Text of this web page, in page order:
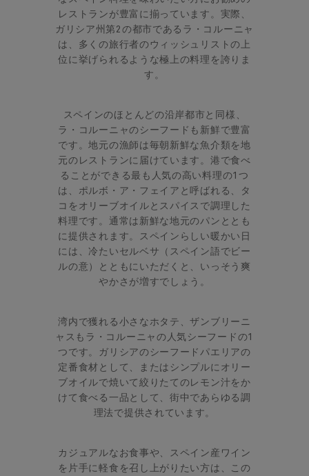
レストランが豊富に揃っています。 実際、
ガリシア州第2の都市であるラ・コルーニャ
は、多くの旅行者のウィッシュリストの上
位に挙げられるような極上の料理を誇りま
す。
スペインのほとんどの沿岸都市と同様、
ラ・コルーニャのシーフードも新鮮で豊富
です。地元の漁師は毎朝新鮮な魚介類を地
元のレストランに届けています。港で食べ
ることができる最も人気の高い料理の1つ
は、ポルボ・ア・フェイアと呼ばれる、タ
コをオリーブオイルとスパイスで調理した
料理です。通常は新鮮な地元のパンととも
に提供されます。スペインらしい暖かい日
には、冷たいセルベサ（スペイン語でビー
ルの意）とともにいただくと、いっそう爽
やかさが増すでしょう。
湾内で獲れる小さなホタテ、ザンブリーニ
ャスもラ・コルーニャの人気シーフードの1
つです。ガリシアのシーフードパエリアの
定番食材として、またはシンプルにオリー
ブオイルで焼いて絞りたてのレモン汁をか
けて食べる一品として、街中であらゆる調
理法で提供されています。
カジュアルなお食事や、スペイン産ワイン
を片手に軽食を召し上がりたい方は、この